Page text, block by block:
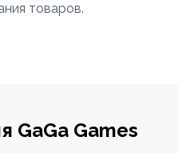
товаров.
GaGa Games